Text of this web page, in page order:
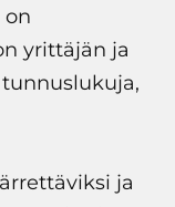
on
yrittäjän ja
ja